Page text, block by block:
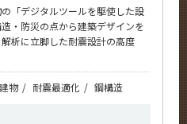
「デジタルツールを駆使した設
・防災の点から建築デザインを
析に立脚した耐震設計の高度
物 耐震最適化 鋼構造